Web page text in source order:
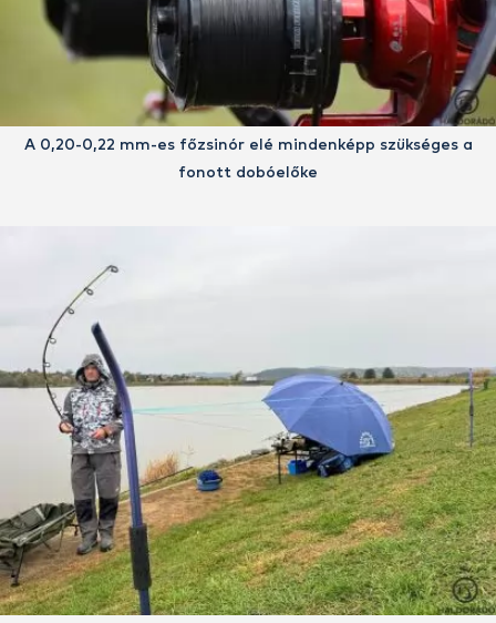
A 0,20-0,22 mm-es főzsinór elé mindenképp szükséges a
fonott dobóelőke